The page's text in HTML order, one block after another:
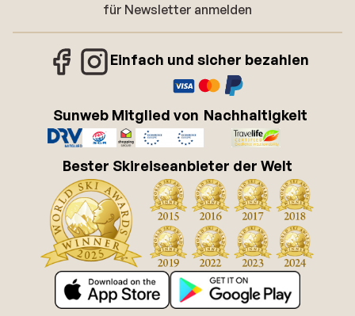
für Newsletter anmelden
Einfach und sicher bezahlen
Sunweb Mitglied von Nachhaltigkeit
Bester Skireiseanbieter der Welt